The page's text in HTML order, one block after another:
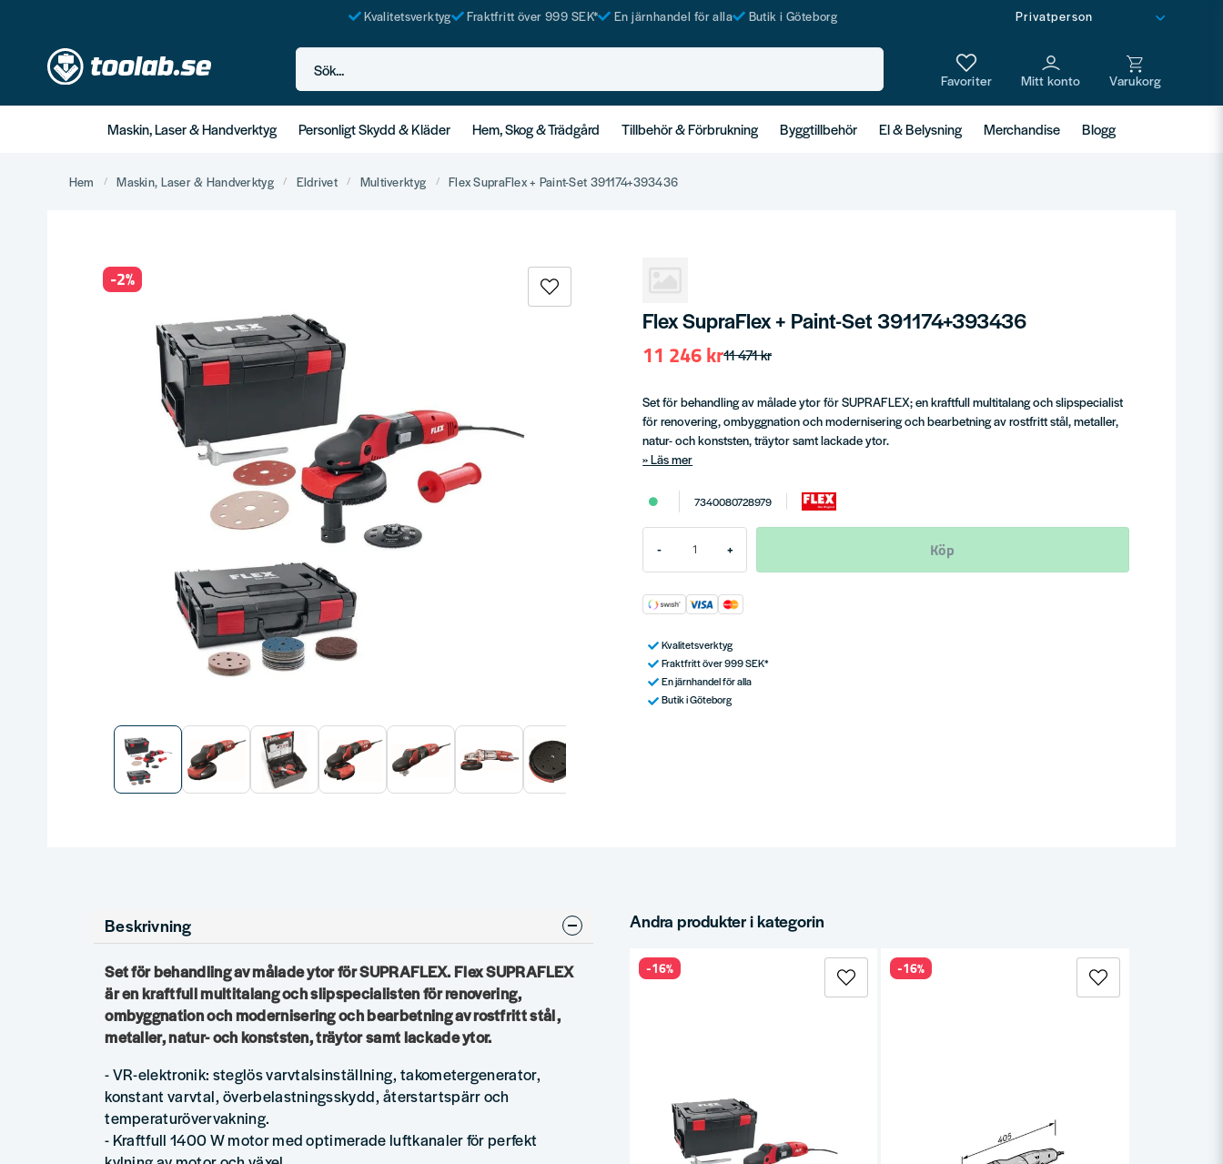
Kvalitetsverktyg Fraktfritt över 999 SEK* En järnhandel för alla Butik i Göteborg
Sök...
Maskin, Laser & Handverktyg Personligt Skydd & Kläder Hem, Skog & Trädgård Tillbehör & Förbrukning Byggtillbehör El & Belysning Merchandise Blogg
Hem Maskin, Laser & Handverktyg Eldrivet Multiverktyg Flex SupraFlex + Paint-Set 391174+393436
-2%
Flex SupraFlex + Paint-Set 391174+393436
11 471 kr
11 246 kr
Set för behandling av målade ytor för SUPRAFLEX; en kraftfull multitalang och slipspecialist
för renovering, ombyggnation och modernisering och bearbetning av rostfritt stål, metaller,
natur- och konststen, träytor samt lackade ytor.
Läs mer
7340080728979
- + Köp
Kvalitetsverktyg
Fraktfritt över 999 SEK*
En järnhandel för alla
Butik i Göteborg
Beskrivning
Set för behandling av målade ytor för SUPRAFLEX. Flex SUPRAFLEX
är en kraftfull multitalang och slipspecialisten för renovering,
ombyggnation och modernisering och bearbetning av rostfritt stål,
metaller, natur- och konststen, träytor samt lackade ytor.
- VR-elektronik: steglös varvtalsinställning, takometergenerator,
konstant varvtal, överbelastningsskydd, återstartspärr och
temperaturövervakning.
- Kraftfull 1400 W motor med optimerade luftkanaler för perfekt
Andra produkter i kategorin
-16% -16%